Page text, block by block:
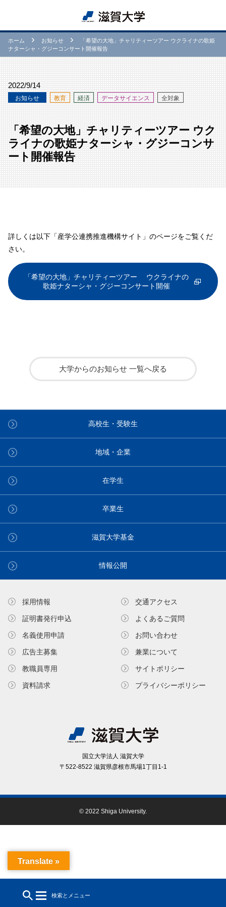
ホーム お知らせ
「希望の大地」チャリティーツアー ウクライナの歌姫
ナターシャ・グジーコンサート開催報告
2022/9/14
お知らせ 教育 経済 データサイエンス 全対象
「希望の大地」チャリティーツアー ウク
ライナの歌姫ナターシャ・グジーコンサ
ート開催報告
詳しくは以下「産学公連携推進機構サイト」のページをご覧くだ
さい。
「希望の大地」チャリティーツアー ウクライナの
歌姫ナターシャ・グジーコンサート開催
大学からのお知らせ 一覧へ戻る
高校生・受験生
地域・企業
在学生
卒業生
滋賀大学基金
情報公開
国⽴⼤学法⼈ 滋賀⼤学
〒522-8522 滋賀県彦根市⾺場1丁⽬1-1
採用情報
証明書発⾏申込
名義使⽤申請
広告主募集
教職員専⽤
資料請求
交通アクセス
よくあるご質問
お問い合わせ
兼業について
サイトポリシー
プライバシーポリシー
© 2022 Shiga University.
検索とメニュー
Translate »